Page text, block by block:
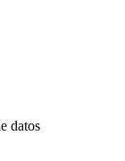
datos